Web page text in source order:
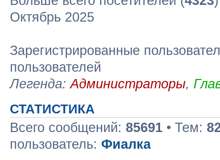
Октябрь 2025
Зарегистрированные
пользователей
Легенда:Администраторы,
СТАТИСТИКА
Всего сообщений: 85691 • Тем:
пользователь: Фиалка